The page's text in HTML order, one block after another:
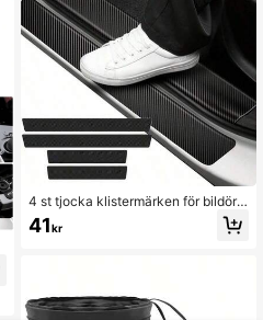
4 st tjocka klistermärken för bildörrs
kydd, dörrtröskelskydd i kolfiberläd
er, reptåliga detaljer
41kr